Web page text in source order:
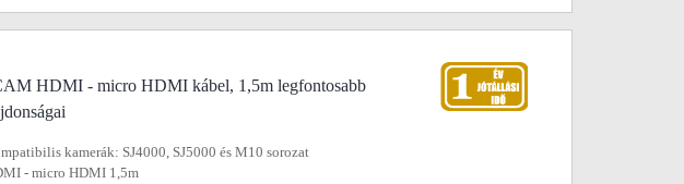
HDMI - micro HDMI kábel, 1,5m legfontosabb
kamerák: SJ4000, SJ5000 és M10 sorozat
- micro HDMI 1,5m